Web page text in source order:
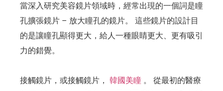
當深入研究美容鏡片領域時，經常出現的一個詞是瞳
孔擴張鏡片 – 放大瞳孔的鏡片。 這些鏡片的設計目
的是讓瞳孔顯得更大，給人一種眼睛更大、更有吸引
力的錯覺。
接觸鏡片，或接觸鏡片， 韓國美瞳 。 從最初的醫療